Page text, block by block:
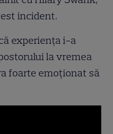
incident.
experiența i-a
la vremea
foarte emoționat să